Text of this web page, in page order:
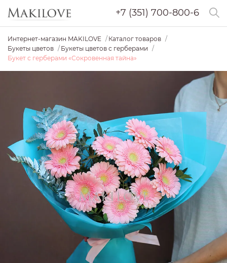
+7 (351) 700-800-6
Интернет-магазин MAKILOVE
Каталог товаров
Букеты цветов
Букеты цветов с герберами
Букет с герберами «Сокровенная тайна»